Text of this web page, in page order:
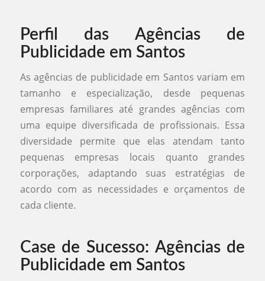
Perfil das Agências de
Publicidade em Santos
As agências de publicidade em Santos variam em
tamanho e especialização, desde pequenas
empresas familiares até grandes agências com
uma equipe diversificada de profissionais. Essa
diversidade permite que elas atendam tanto
pequenas empresas locais quanto grandes
corporações, adaptando suas estratégias de
acordo com as necessidades e orçamentos de
cada cliente.
Case de Sucesso: Agências de
Publicidade em Santos